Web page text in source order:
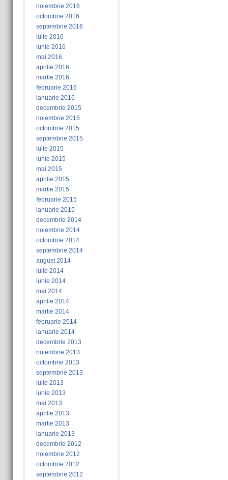
noiembrie 2016
octombrie 2016
septembrie 2016
iulie 2016
iunie 2016
mai 2016
aprilie 2016
martie 2016
februarie 2016
ianuarie 2016
decembrie 2015
noiembrie 2015
octombrie 2015
septembrie 2015
iulie 2015
iunie 2015
mai 2015
aprilie 2015
martie 2015
februarie 2015
ianuarie 2015
decembrie 2014
noiembrie 2014
octombrie 2014
septembrie 2014
august 2014
iulie 2014
iunie 2014
mai 2014
aprilie 2014
martie 2014
februarie 2014
ianuarie 2014
decembrie 2013
noiembrie 2013
octombrie 2013
septembrie 2013
iulie 2013
iunie 2013
mai 2013
aprilie 2013
martie 2013
ianuarie 2013
decembrie 2012
noiembrie 2012
octombrie 2012
septembrie 2012